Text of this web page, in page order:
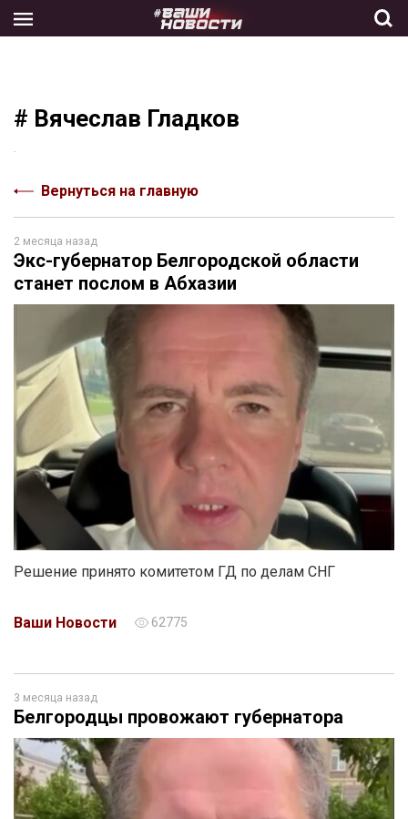
the
# Вячеслав Гладков
Вернуться на главную
2 месяца назад
Экс-губернатор Белгородской области
станет послом в Абхазии
Решение принято комитетом ГД по делам СНГ
Ваши Новости 62775
3 месяца назад
Белгородцы провожают губернатора